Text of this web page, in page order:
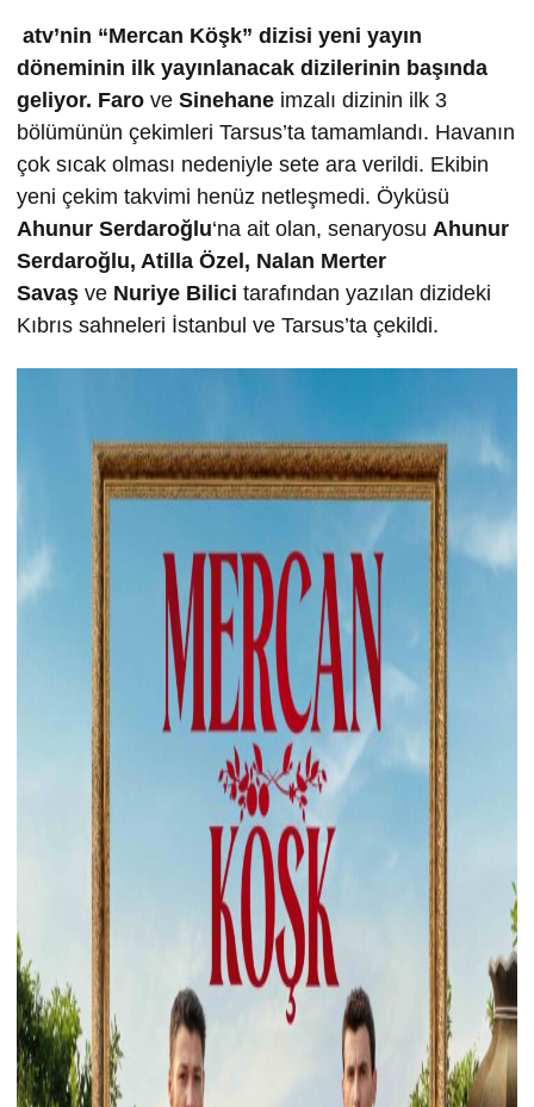
atv’nin “Mercan Köşk” dizisi yeni yayın
döneminin ilk yayınlanacak dizilerinin başında
geliyor. Faro ve Sinehane imzalı dizinin ilk 3
bölümünün çekimleri Tarsus’ta tamamlandı. Havanın
çok sıcak olması nedeniyle sete ara verildi. Ekibin
yeni çekim takvimi henüz netleşmedi. Öyküsü
Ahunur Serdaroğlu‘na ait olan, senaryosu Ahunur
Serdaroğlu, Atilla Özel, Nalan Merter
Savaş ve Nuriye Bilici tarafından yazılan dizideki
Kıbrıs sahneleri İstanbul ve Tarsus’ta çekildi.